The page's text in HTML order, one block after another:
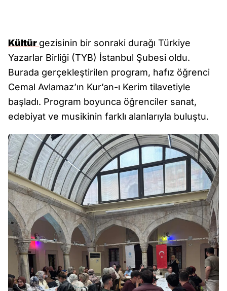
Kültür gezisinin bir sonraki durağı Türkiye
Yazarlar Birliği (TYB) İstanbul Şubesi oldu.
Burada gerçekleştirilen program, hafız öğrenci
Cemal Avlamaz’ın Kur’an-ı Kerim tilavetiyle
başladı. Program boyunca öğrenciler sanat,
edebiyat ve musikinin farklı alanlarıyla buluştu.